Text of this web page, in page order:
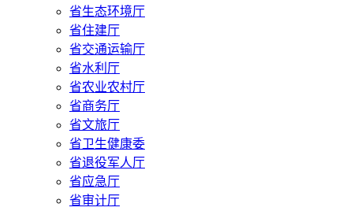
省生态环境厅
省住建厅
省交通运输厅
省水利厅
省农业农村厅
省商务厅
省文旅厅
省卫生健康委
省退役军人厅
省应急厅
省审计厅